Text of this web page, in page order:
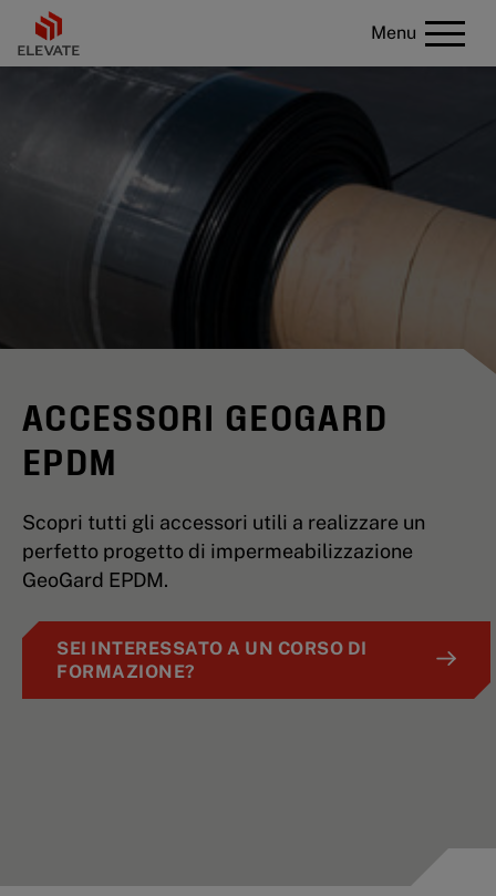
Menu
ACCESSORI GEOGARD
EPDM
Scopri tutti gli accessori utili a realizzare un
perfetto progetto di impermeabilizzazione
GeoGard EPDM.
SEI INTERESSATO A UN CORSO DI
FORMAZIONE?